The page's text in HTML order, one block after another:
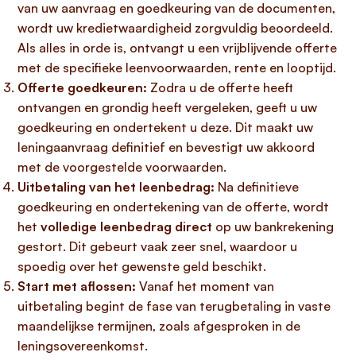
van uw aanvraag en goedkeuring van de documenten,
wordt uw kredietwaardigheid zorgvuldig beoordeeld.
Als alles in orde is, ontvangt u een vrijblijvende offerte
met de specifieke leenvoorwaarden, rente en looptijd.
Offerte goedkeuren: Zodra u de offerte heeft
ontvangen en grondig heeft vergeleken, geeft u uw
goedkeuring en ondertekent u deze. Dit maakt uw
leningaanvraag definitief en bevestigt uw akkoord
met de voorgestelde voorwaarden.
Uitbetaling van het leenbedrag: Na definitieve
goedkeuring en ondertekening van de offerte, wordt
het volledige leenbedrag direct op uw bankrekening
gestort. Dit gebeurt vaak zeer snel, waardoor u
spoedig over het gewenste geld beschikt.
Start met aflossen: Vanaf het moment van
uitbetaling begint de fase van terugbetaling in vaste
maandelijkse termijnen, zoals afgesproken in de
leningsovereenkomst.